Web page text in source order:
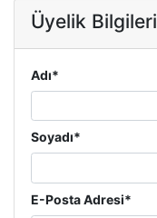
Üyelik Bilgileri
Adı*
Soyadı*
E-Posta Adresi*